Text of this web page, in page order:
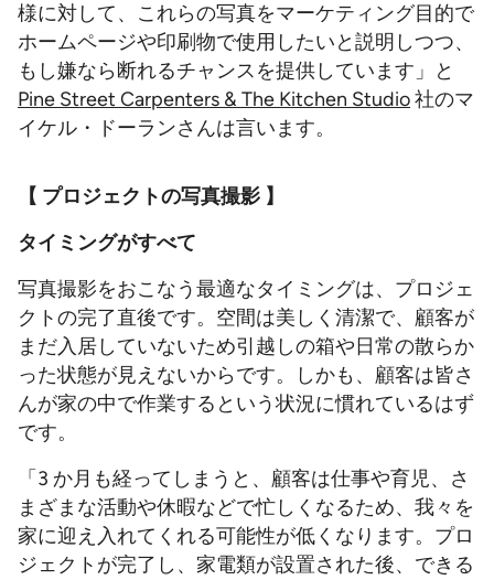
様に対して、これらの写真をマーケティング目的で
ホームページや印刷物で使用したいと説明しつつ、
もし嫌なら断れるチャンスを提供しています」と
Pine Street Carpenters & The Kitchen Studio社のマ
イケル・ドーランさんは言います。
【 プロジェクトの写真撮影 】
タイミングがすべて
写真撮影をおこなう最適なタイミングは、プロジェ
クトの完了直後です。空間は美しく清潔で、顧客が
まだ入居していないため引越しの箱や日常の散らか
った状態が見えないからです。しかも、顧客は皆さ
んが家の中で作業するという状況に慣れているはず
です。
「3 か月も経ってしまうと、顧客は仕事や育児、さ
まざまな活動や休暇などで忙しくなるため、我々を
家に迎え入れてくれる可能性が低くなります。プロ
ジェクトが完了し、家電類が設置された後、できる